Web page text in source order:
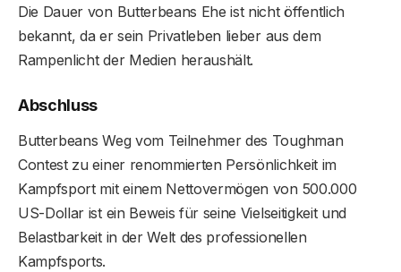
Die Dauer von Butterbeans Ehe ist nicht öffentlich
bekannt, da er sein Privatleben lieber aus dem
Rampenlicht der Medien heraushält.
Abschluss
Butterbeans Weg vom Teilnehmer des Toughman
Contest zu einer renommierten Persönlichkeit im
Kampfsport mit einem Nettovermögen von 500.000
US-Dollar ist ein Beweis für seine Vielseitigkeit und
Belastbarkeit in der Welt des professionellen
Kampfsports.